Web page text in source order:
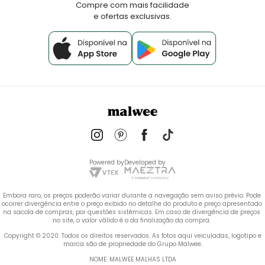
Compre com mais facilidade
e ofertas exclusivas.
Powered byDeveloped by
Embora raro, os preços poderão variar durante a navegação sem aviso prévio. Pode
ocorrer divergência entre o preço exibido no detalhe do produto e preço apresentado
na sacola de compras, por questões sistêmicas. Em caso de divergência de preços
no site, o valor válido é o da finalização da compra.
marca são de propriedade do Grupo Malwee.
NOME: MALWEE MALHAS LTDA